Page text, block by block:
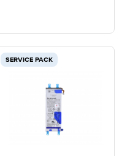
SERVICE PACK